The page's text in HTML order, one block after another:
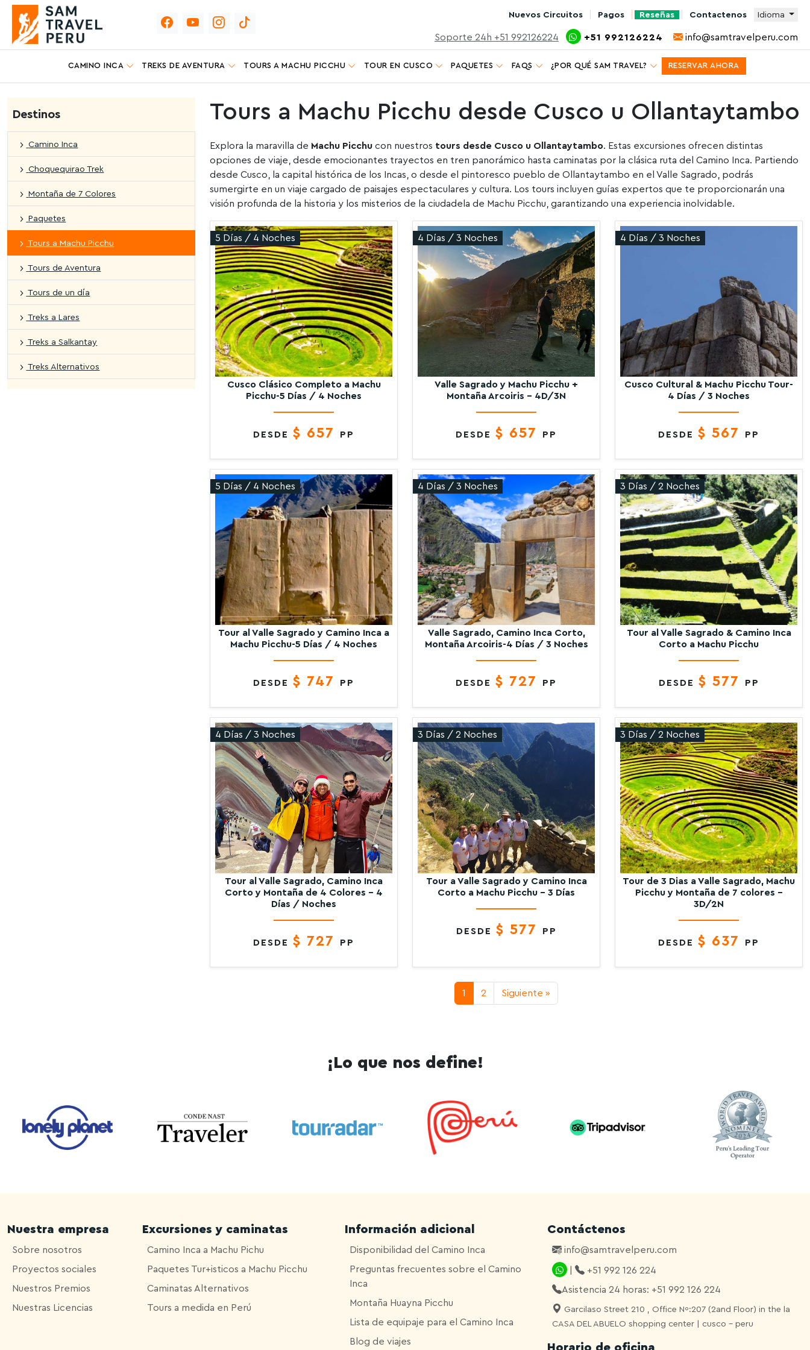
Nuevos Circuitos Pagos Reseñas Contactenos Idioma
Soporte 24h +51 992126224 +51 992126224 info@samtravelperu.com
CAMINO INCA TREKS DE AVENTURA TOURS A MACHU PICCHU TOUR EN CUSCO PAQUETES FAQS ¿POR QUÉ SAM TRAVEL? RESERVAR AHORA
Destinos
Camino Inca
Choquequirao Trek
Montaña de 7 Colores
Paquetes
Tours a Machu Picchu
Tours de Aventura
Tours de un día
Treks a Lares
Treks a Salkantay
Treks Alternativos
Tours a Machu Picchu desde Cusco u Ollantaytambo
Explora la maravilla de Machu Picchu con nuestros tours desde Cusco u Ollantaytambo. Estas excursiones ofrecen distintas
opciones de viaje, desde emocionantes trayectos en tren panorámico hasta caminatas por la clásica ruta del Camino Inca. Partiendo
desde Cusco, la capital histórica de los Incas, o desde el pintoresco pueblo de Ollantaytambo en el Valle Sagrado, podrás
sumergirte en un viaje cargado de paisajes espectaculares y cultura. Los tours incluyen guías expertos que te proporcionarán una
visión profunda de la historia y los misterios de la ciudadela de Machu Picchu, garantizando una experiencia inolvidable.
5 Días / 4 Noches
Cusco Clásico Completo a Machu
Picchu-5 Días / 4 Noches
DESDE $ 657 PP
4 Días / 3 Noches
Valle Sagrado y Machu Picchu +
Montaña Arcoiris – 4D/3N
DESDE $ 657 PP
4 Días / 3 Noches
Cusco Cultural & Machu Picchu Tour-
4 Días / 3 Noches
DESDE $ 567 PP
5 Días / 4 Noches
Tour al Valle Sagrado y Camino Inca a
Machu Picchu-5 Días / 4 Noches
DESDE $ 747 PP
4 Días / 3 Noches
Valle Sagrado, Camino Inca Corto,
Montaña Arcoiris-4 Días / 3 Noches
DESDE $ 727 PP
3 Días / 2 Noches
Tour al Valle Sagrado & Camino Inca
Corto a Machu Picchu
DESDE $ 577 PP
4 Días / 3 Noches
Tour al Valle Sagrado, Camino Inca
Corto y Montaña de 4 Colores – 4
Días / Noches
DESDE $ 727 PP
3 Días / 2 Noches
Tour a Valle Sagrado y Camino Inca
Corto a Machu Picchu – 3 Días
DESDE $ 577 PP
3 Días / 2 Noches
Tour de 3 Dias a Valle Sagrado, Machu
Picchu y Montaña de 7 colores –
3D/2N
DESDE $ 637 PP
1 2 Siguiente »
¡Lo que nos define!
Nuestra empresa
Sobre nosotros
Proyectos sociales
Nuestros Premios
Nuestras Licencias
Excursiones y caminatas
Camino Inca a Machu Pichu
Paquetes Tur+isticos a Machu Picchu
Caminatas Alternativos
Tours a medida en Perú
Información adicional
Disponibilidad del Camino Inca
Preguntas frecuentes sobre el Camino
Inca
Montaña Huayna Picchu
Lista de equipaje para el Camino Inca
Blog de viajes
Contáctenos
info@samtravelperu.com
+51 992 126 224
Asistencia 24 horas: +51 992 126 224
Garcilaso Street 210 , Office Nº:207 (2and Floor) in the la
CASA DEL ABUELO shopping center | cusco - peru
Horario de oficina